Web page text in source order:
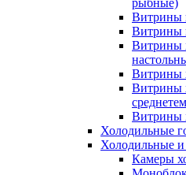
рыбные)
Витрины
Витрины
Витрины
Витрины
Витрины
Витрины
Холодильные
Холодильные
Камеры